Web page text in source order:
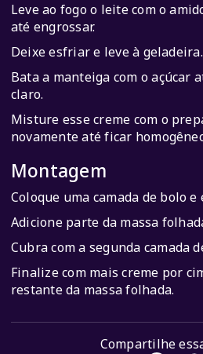
Leve ao fogo o leite com o
até engrossar.
Deixe esfriar e leve à geladeira.
Bata a manteiga com o açúcar
claro.
Misture esse creme com o
novamente até ficar
Montagem
Coloque uma camada de bolo e
Adicione parte da massa
Cubra com a segunda camada
Finalize com mais creme por
restante da massa folhada.
Compartilhe